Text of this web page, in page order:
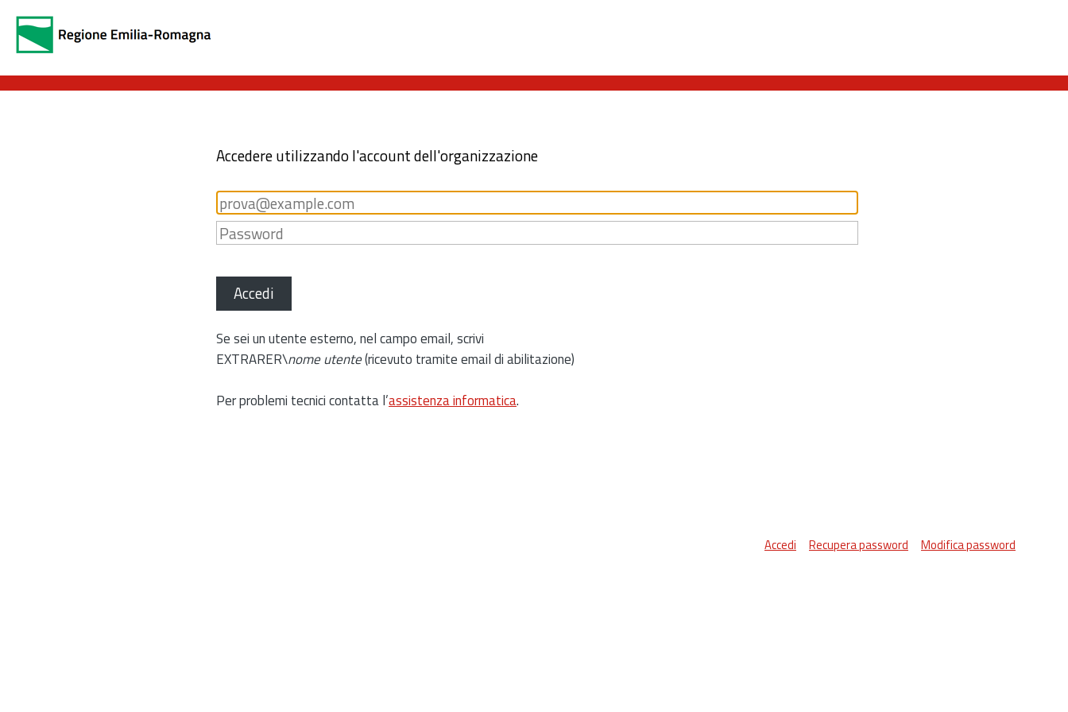
Accedere utilizzando l'account dell'organizzazione
Accedi
Se sei un utente esterno, nel campo email, scrivi
EXTRARER\nome utente(ricevuto tramite email di abilitazione)
Per problemi tecnici contatta l’assistenza informatica.
Accedi Recupera password Modifica password